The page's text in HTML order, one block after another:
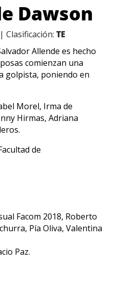
Dawson
| Clasificación:TE
Allende es hecho
comienzan una
golpista, poniendo en
Morel, Irma de
Hirmas, Adriana
de
Facom 2018, Roberto
Pía Oliva, Valentina
Paz.